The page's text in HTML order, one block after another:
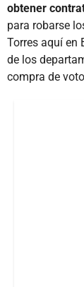
obtener
para robarse
Torres aquí en
de los
compra de